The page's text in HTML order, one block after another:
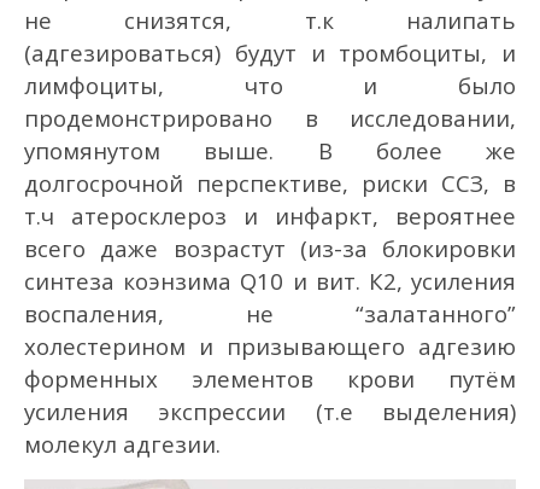
не снизятся, т.к налипать
(адгезироваться) будут и тромбоциты, и
лимфоциты, что и было
продемонстрировано в исследовании,
упомянутом выше. В более же
долгосрочной перспективе, риски ССЗ, в
т.ч атеросклероз и инфаркт, вероятнее
всего даже возрастут (из-за блокировки
синтеза коэнзима Q10 и вит. К2, усиления
воспаления, не “залатанного”
холестерином и призывающего адгезию
форменных элементов крови путём
усиления экспрессии (т.е выделения)
молекул адгезии.